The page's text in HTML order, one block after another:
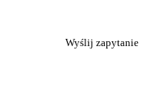
Wyślij zapytanie